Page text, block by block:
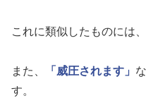
これに類似したものには、
また、 「威圧されます」
す。